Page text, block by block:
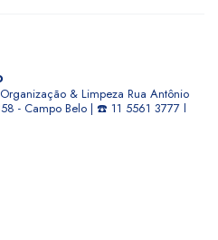
& Limpeza Rua Antônio
- Campo Belo | ☎️ 11 5561 3777 l